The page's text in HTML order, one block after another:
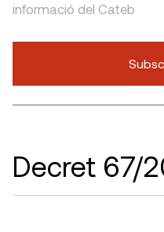
informació del Cateb
Decret 67/